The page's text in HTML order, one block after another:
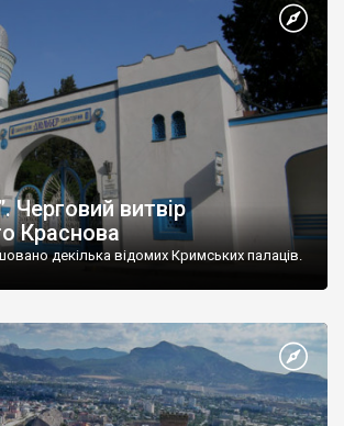
Черговий витвір
Краснова
декілька відомих Кримських палаців.